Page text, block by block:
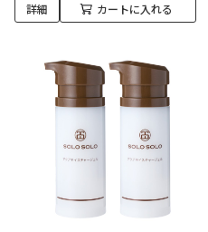
詳細 カートに入れる